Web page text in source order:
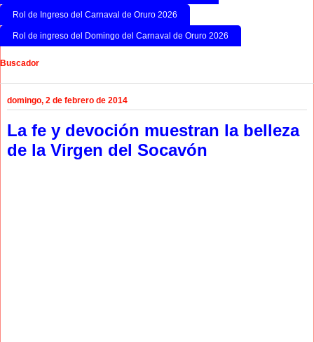
Rol de Ingreso del Carnaval de Oruro 2026
Rol de ingreso del Domingo del Carnaval de Oruro 2026
Buscador
domingo, 2 de febrero de 2014
La fe y devoción muestran la belleza
de la Virgen del Socavón